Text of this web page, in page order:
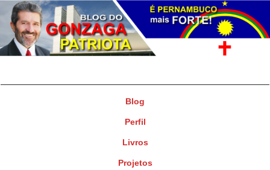
Blog
Perfil
Livros
Projetos